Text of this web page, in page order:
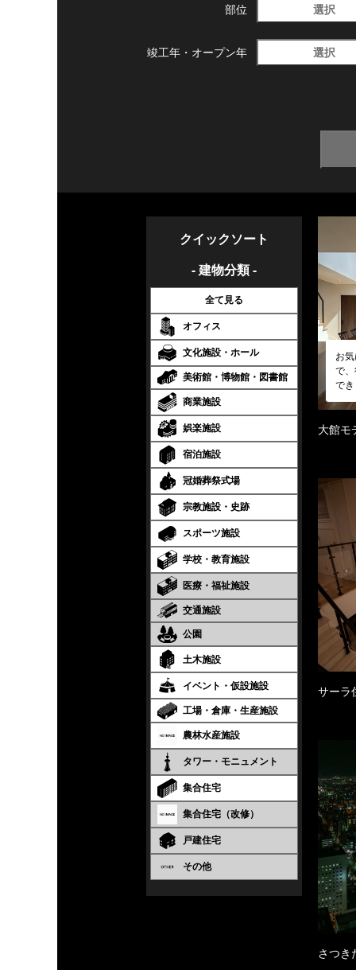
部位 選択
竣工年・ オープン年 選択
クイックソート
- 建物分類 -
全て見る
オフィス
文化施設・ホール
美術館・博物館・図書館
商業施設
娯楽施設
宿泊施設
冠婚葬祭式場
宗教施設・史跡
スポーツ施設
学校・教育施設
医療・福祉施設
交通施設
公園
土木施設
イベント・仮設施設
工場・倉庫・生産施設
農林水産施設
タワー・モニュメント
集合住宅
集合住宅（改修）
戸建住宅
その他
お
で
で
大館モ
サーラ
さつき